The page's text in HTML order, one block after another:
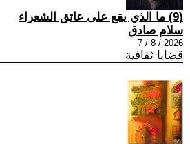
(9) ما الذي يقع على عاتق الشعراء
سلام صادق
2026 / 8 / 7
قضايا ثقافية